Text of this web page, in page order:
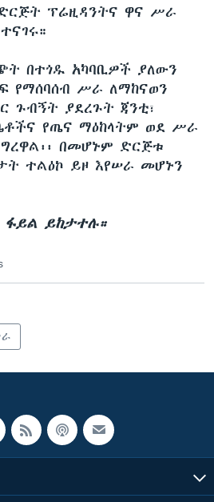
ፕሬዚዳንትና ዋና ሥራ
በተጎዱ አካባቢዎች ያለውን
የማሰባሰብ ሥራ ለማከናወን
ጉብኝት ያደረጉት ጃንቲ፣
የጤና ማዕከላትም ወደ ሥራ
በመሆኑም ድርጅቱ
ተልዕኮ ይዞ እየሠራ መሆኑን
ፋይል ይከታተሉ።